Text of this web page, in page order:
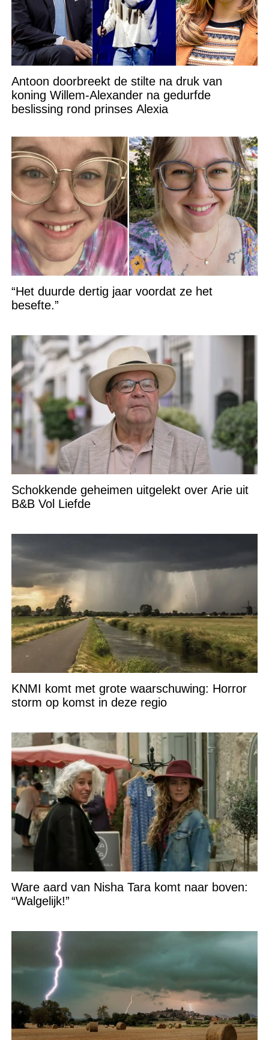
Antoon doorbreekt de stilte na druk van
koning Willem-Alexander na gedurfde
beslissing rond prinses Alexia
“Het duurde dertig jaar voordat ze het
besefte.”
Schokkende geheimen uitgelekt over Arie uit
B&B Vol Liefde
KNMI komt met grote waarschuwing: Horror
storm op komst in deze regio
Ware aard van Nisha Tara komt naar boven:
“Walgelijk!”